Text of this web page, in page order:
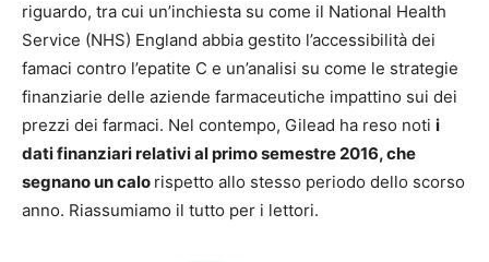
riguardo, tra cui un’inchiesta su come il National Health
Service (NHS) England abbia gestito l’accessibilità dei
famaci contro l’epatite C e un’analisi su come le strategie
finanziarie delle aziende farmaceutiche impattino sui dei
prezzi dei farmaci. Nel contempo, Gilead ha reso noti i
dati finanziari relativi al primo semestre 2016, che
segnano un calo rispetto allo stesso periodo dello scorso
anno. Riassumiamo il tutto per i lettori.